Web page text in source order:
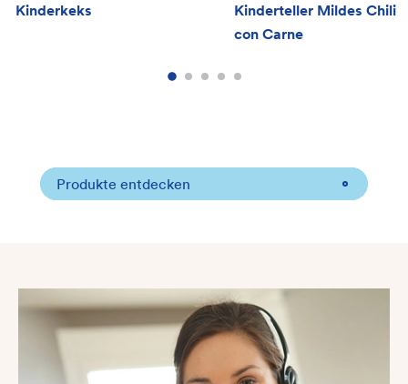
Kinderkeks
Kinderteller Mildes Chili
con Carne
Produkte entdecken